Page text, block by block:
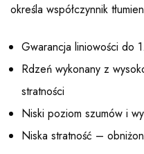
określa współczynnik
Gwarancja liniowości do
Rdzeń wykonany z
stratności
Niski poziom szumów i
Niska stratność –